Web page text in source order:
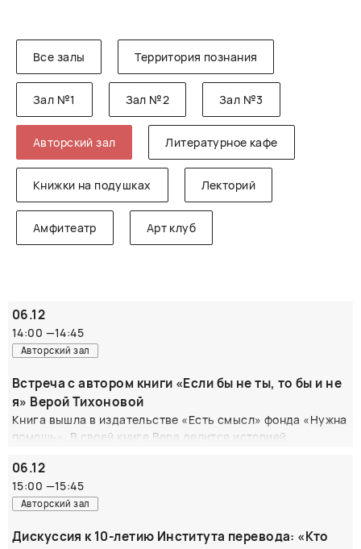
Все залы Территория познания
Зал №1 Зал №2 Зал №3
Авторский зал Литературное кафе
Книжки на подушках Лекторий
Амфитеатр Арт клуб
06.12
14:00 —14:45
Авторский зал
Встреча с автором книги «Если бы не ты, то бы и не
я» Верой Тихоновой
Книга вышла в издательстве «Есть смысл» фонда «Нужна
помощь». В своей книге Вера делится историей
проникновенная книга о любви, которая сильнее смерти,
о близости, радости и боли, потери и обретении: потере
близкого человека и обретении новых смыслов, которые
оценила писатель Людмила Улицкая — ее отзыв стоит на
06.12
15:00 —15:45
Авторский зал
Дискуссия к 10-летию Института перевода: «Кто